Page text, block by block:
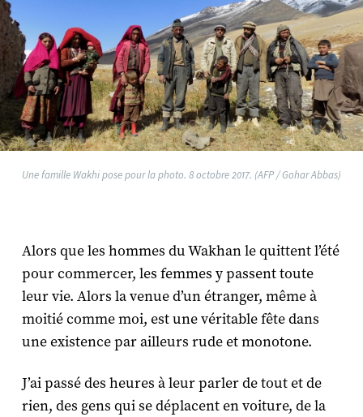
Une famille Wakhi pose pour la photo. 8 octobre 2017. (AFP / Gohar Abbas)
Alors que les hommes du Wakhan le quittent l’été
pour commercer, les femmes y passent toute
leur vie. Alors la venue d’un étranger, même à
moitié comme moi, est une véritable fête dans
une existence par ailleurs rude et monotone.
J’ai passé des heures à leur parler de tout et de
rien, des gens qui se déplacent en voiture, de la